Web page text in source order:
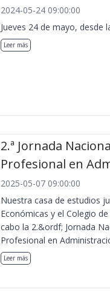
2024-05-24 09:00:00
Jueves 24 de mayo, desde
Leer más
2.ª Jornada
Profesional en
2025-05-07 09:00:00
Nuestra casa de estudios
Económicas y el Colegio
cabo la 2.&ordf; Jornada
Profesional en
Leer más